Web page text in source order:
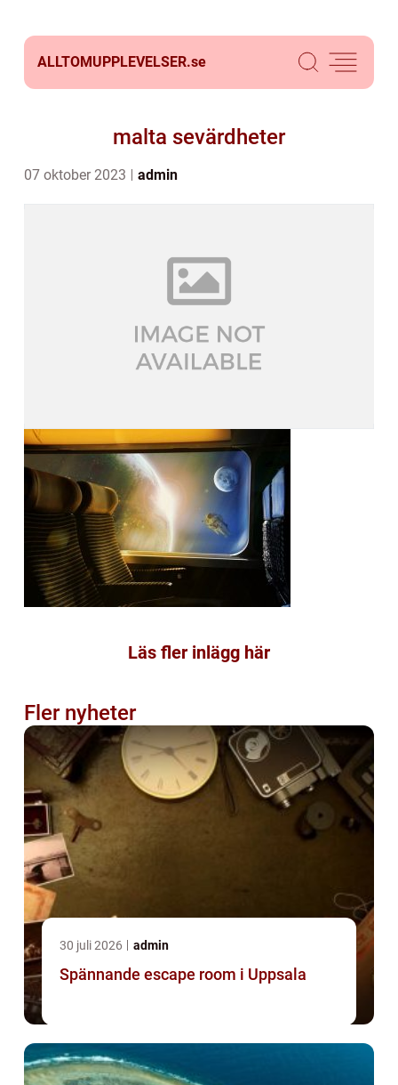
ALLTOMUPPLEVELSER.se
malta sevärdheter
07 oktober 2023 admin
Läs fler inlägg här
Fler nyheter
30 juli 2026 admin
Spännande escape room i Uppsala